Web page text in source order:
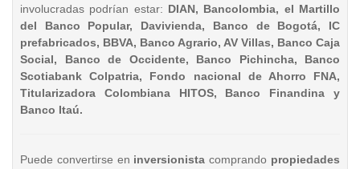
involucradas podrían estar: DIAN, Bancolombia, el Martillo
del Banco Popular, Davivienda, Banco de Bogotá, IC
prefabricados, BBVA, Banco Agrario, AV Villas, Banco Caja
Social, Banco de Occidente, Banco Pichincha, Banco
Scotiabank Colpatria, Fondo nacional de Ahorro FNA,
Titularizadora Colombiana HITOS, Banco Finandina y
Banco Itaú.
Puede convertirse en inversionista comprando propiedades